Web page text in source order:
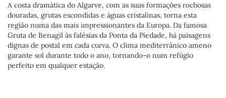
A costa dramática do Algarve, com as suas formações rochosas
douradas, grutas escondidas e águas cristalinas, torna esta
região numa das mais impressionantes da Europa. Da famosa
Gruta de Benagil às falésias da Ponta da Piedade, há paisagens
dignas de postal em cada curva. O clima mediterrânico ameno
garante sol durante todo o ano, tornando-o num refúgio
perfeito em qualquer estação.